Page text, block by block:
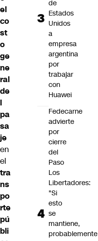
el
co
st
o
ge
ne
ral
de
l
pa
sa
je
en
el
tra
ns
po
rte
pú
bli
de
Estados
Unidos
a
empresa
argentina
por
trabajar
con
Huawei
Fedecarne
advierte
por
cierre
del
Paso
Los
Libertadores:
"Si
esto
se
mantiene,
probablemente